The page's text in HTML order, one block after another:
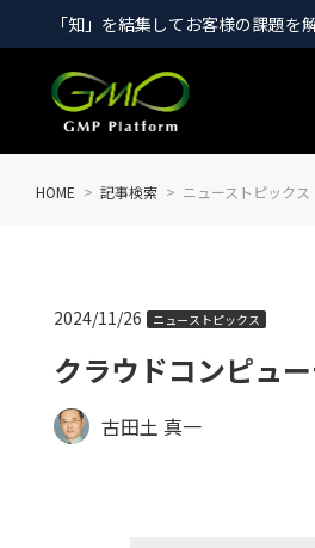
「知」を結集してお客様の課題を
HOME 記事検索 ニューストピックス
クラウドコンピュ
2024/11/26 ニューストピックス
古田土 真一